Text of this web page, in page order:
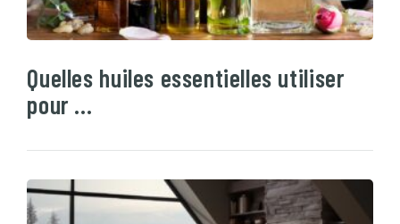
Quelles huiles essentielles utiliser
pour …